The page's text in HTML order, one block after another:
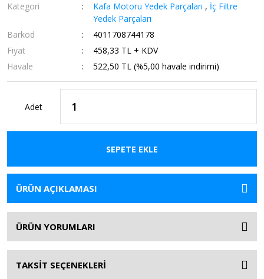
Kategori Kafa Motoru Yedek Parçaları , İç Filtre
Yedek Parçaları
Barkod
4011708744178
Fiyat
458,33 TL + KDV
Havale
522,50 TL (%5,00 havale indirimi)
Adet
SEPETE EKLE
ÜRÜN AÇIKLAMASI
ÜRÜN YORUMLARI
TAKSİT SEÇENEKLERİ